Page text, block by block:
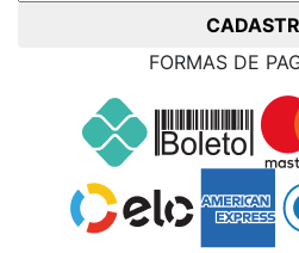
FORMAS DE